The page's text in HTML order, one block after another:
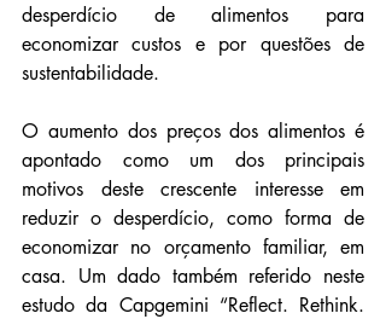
desperdício de alimentos para
economizar custos e por questões de
sustentabilidade.
O aumento dos preços dos alimentos é
apontado como um dos principais
motivos deste crescente interesse em
reduzir o desperdício, como forma de
economizar no orçamento familiar, em
casa. Um dado também referido neste
estudo da Capgemini “Reflect. Rethink.